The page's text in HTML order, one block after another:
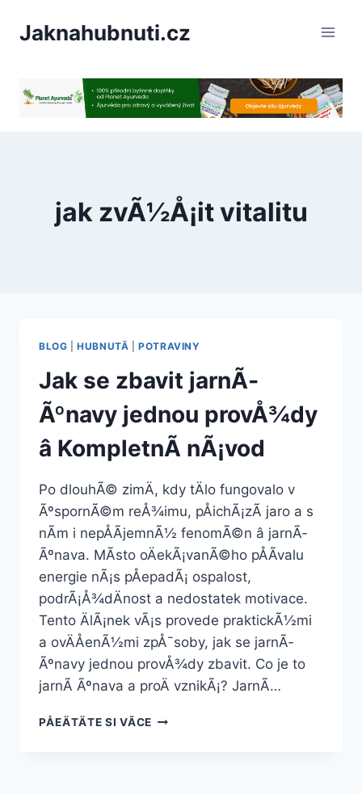
Jaknahubnuti.cz
jak zvÃ½Å¡it vitalitu
BLOG |HUBNUTÃ­ |POTRAVINY
Jak se zbavit jarnÃ­
Ãºnavy jednou provÅ¾dy
â KompletnÃ­ nÃ¡vod
Po dlouhÃ© zimÄ, kdy tÄlo fungovalo v
ÃºspornÃ©m reÅ¾imu, pÅichÃ¡zÃ­ jaro a s
nÃ­m i nepÅÃ­jemnÃ½ fenomÃ©n â jarnÃ­
Ãºnava. MÃ­sto oÄekÃ¡vanÃ©ho pÅÃ­valu
energie nÃ¡s pÅepadÃ¡ ospalost,
podrÃ¡Å¾dÄnost a nedostatek motivace.
Tento ÄlÃ¡nek vÃ¡s provede praktickÃ½mi
a ovÄÅenÃ½mi zpÅ¯soby, jak se jarnÃ­
Ãºnavy jednou provÅ¾dy zbavit. Co je to
jarnÃ­ Ãºnava a proÄ vznikÃ¡? JarnÃ­…
PÅEÄTÄTE SI VÃ­CEJAK